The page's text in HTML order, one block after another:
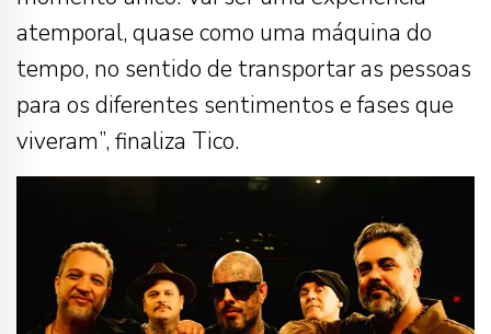
atemporal, quase como uma máquina do
tempo, no sentido de transportar as pessoas
para os diferentes sentimentos e fases que
viveram”, finaliza Tico.